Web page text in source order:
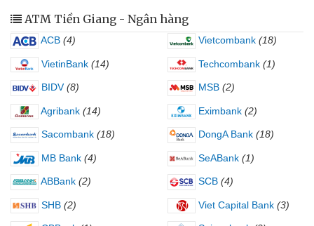
ATM Tiền Giang - Ngân hàng
ACB (4) Vietcombank (18)
VietinBank (14) Techcombank (1)
BIDV (8) MSB (2)
Agribank (14) Eximbank (2)
Sacombank (18) DongA Bank (18)
MB Bank (4) SeABank (1)
ABBank (2) SCB (4)
SHB (2) Viet Capital Bank (3)